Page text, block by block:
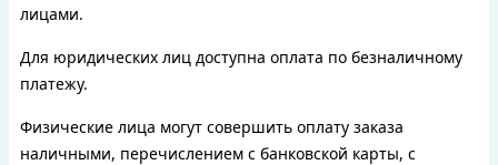
лицами.
Для юридических лиц доступна оплата по безналичному
платежу.
Физические лица могут совершить оплату заказа
наличными, перечислением с банковской карты, с